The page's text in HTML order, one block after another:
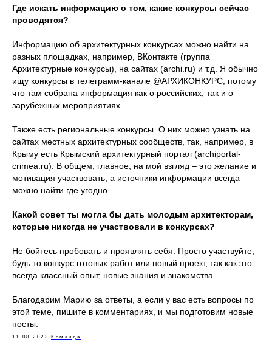
Где искать информацию о том, какие конкурсы сейчас
проводятся?
Информацию об архитектурных конкурсах можно найти на
разных площадках, например, ВКонтакте (группа
Архитектурные конкурсы), на сайтах (archi.ru) и т.д. Я обычно
ищу конкурсы в телеграмм-канале @АРХИКОНКУРС, потому
что там собрана информация как о российских, так и о
зарубежных мероприятиях.
Также есть региональные конкурсы. О них можно узнать на
сайтах местных архитектурных сообществ, так, например, в
Крыму есть Крымский архитектурный портал (archiportal-
crimea.ru). В общем, главное, на мой взгляд – это желание и
мотивация участвовать, а источники информации всегда
можно найти где угодно.
Какой совет ты могла бы дать молодым архитекторам,
которые никогда не участвовали в конкурсах?
Не бойтесь пробовать и проявлять себя. Просто участвуйте,
будь то конкурс готовых работ или новый проект, так как это
всегда классный опыт, новые знания и знакомства.
Благодарим Марию за ответы, а если у вас есть вопросы по
этой теме, пишите в комментариях, и мы подготовим новые
посты.
11.08.2023 Команда